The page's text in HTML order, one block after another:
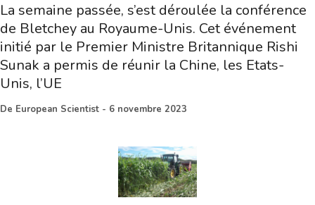
La semaine passée, s’est déroulée la conférence
de Bletchey au Royaume-Unis. Cet événement
initié par le Premier Ministre Britannique Rishi
Sunak a permis de réunir la Chine, les Etats-
Unis, l’UE
De European Scientist - 6 novembre 2023